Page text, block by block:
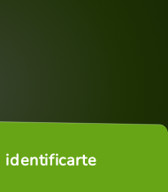
identificarte